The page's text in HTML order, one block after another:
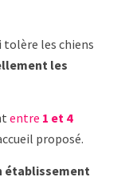
les chiens
les
entre 1 et 4
proposé.
établissement